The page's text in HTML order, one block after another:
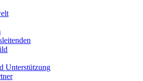
Unterstützung